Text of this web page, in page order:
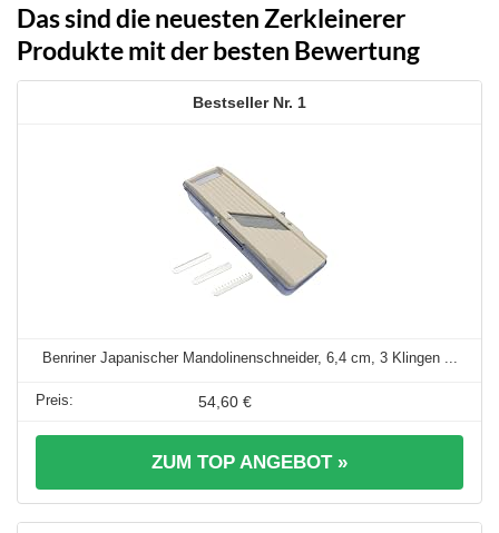
Das sind die neuesten Zerkleinerer
Produkte mit der besten Bewertung
1
Benriner Japanischer Mandolinenschneider, 6,4 cm, 3 Klingen ...
54,60 €
ZUM TOP ANGEBOT »